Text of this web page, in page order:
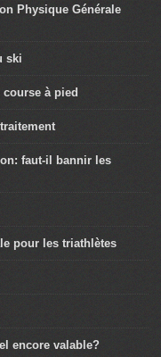
Physique Générale
ski
à pied
faut-il bannir les
pour les triathlètes
encore valable?